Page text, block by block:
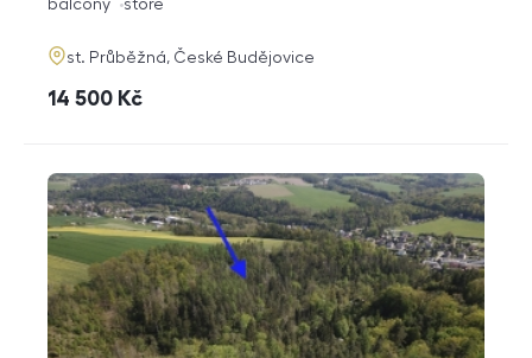
balcony store
adresa
st. Průběžná, České Budějovice
cena
14 500 Kč